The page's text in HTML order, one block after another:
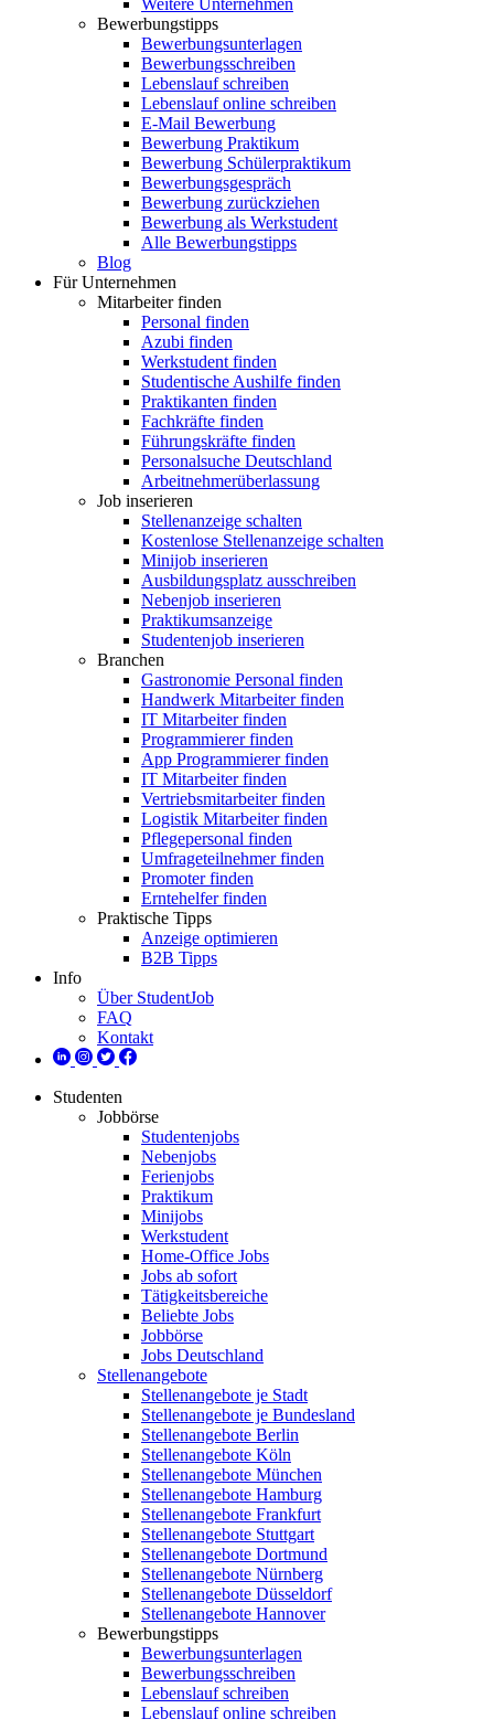
Weitere Unternehmen
Bewerbungstipps
Bewerbungsunterlagen
Bewerbungsschreiben
Lebenslauf schreiben
Lebenslauf online schreiben
E-Mail Bewerbung
Bewerbung Praktikum
Bewerbung Schülerpraktikum
Bewerbungsgespräch
Bewerbung zurückziehen
Bewerbung als Werkstudent
Alle Bewerbungstipps
Blog
Für Unternehmen
Mitarbeiter finden
Personal finden
Azubi finden
Werkstudent finden
Studentische Aushilfe finden
Praktikanten finden
Fachkräfte finden
Führungskräfte finden
Personalsuche Deutschland
Arbeitnehmerüberlassung
Job inserieren
Stellenanzeige schalten
Kostenlose Stellenanzeige schalten
Minijob inserieren
Ausbildungsplatz ausschreiben
Nebenjob inserieren
Praktikumsanzeige
Studentenjob inserieren
Branchen
Gastronomie Personal finden
Handwerk Mitarbeiter finden
IT Mitarbeiter finden
Programmierer finden
App Programmierer finden
IT Mitarbeiter finden
Vertriebsmitarbeiter finden
Logistik Mitarbeiter finden
Pflegepersonal finden
Umfrageteilnehmer finden
Promoter finden
Erntehelfer finden
Praktische Tipps
Anzeige optimieren
B2B Tipps
Info
Über StudentJob
FAQ
Kontakt
Studenten
Jobbörse
Studentenjobs
Nebenjobs
Ferienjobs
Praktikum
Minijobs
Werkstudent
Home-Office Jobs
Jobs ab sofort
Tätigkeitsbereiche
Beliebte Jobs
Jobbörse
Jobs Deutschland
Stellenangebote
Stellenangebote je Stadt
Stellenangebote je Bundesland
Stellenangebote Berlin
Stellenangebote Köln
Stellenangebote München
Stellenangebote Hamburg
Stellenangebote Frankfurt
Stellenangebote Stuttgart
Stellenangebote Dortmund
Stellenangebote Nürnberg
Stellenangebote Düsseldorf
Stellenangebote Hannover
Bewerbungstipps
Bewerbungsunterlagen
Bewerbungsschreiben
Lebenslauf schreiben
Lebenslauf online schreiben